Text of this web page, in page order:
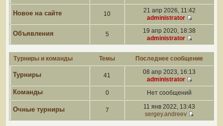
Новое на сайте 10
21 апр 2026, 11:42
administrator
Объявления 5
19 апр 2020, 18:38
administrator
Турниры и команды Темы Последнее сообщение
Турниры 41
08 апр 2023, 16:13
administrator
Команды 0 Нет сообщений
Очные турниры 7
11 янв 2022, 13:43
sergey.andreev